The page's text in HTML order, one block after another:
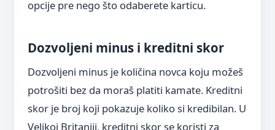
opcije pre nego što odaberete karticu.
Dozvoljeni minus i kreditni skor
Dozvoljeni minus je količina novca koju možeš
potrošiti bez da moraš platiti kamate. Kreditni
skor je broj koji pokazuje koliko si kredibilan. U
Velikoj Britaniji, kreditni skor se koristi za